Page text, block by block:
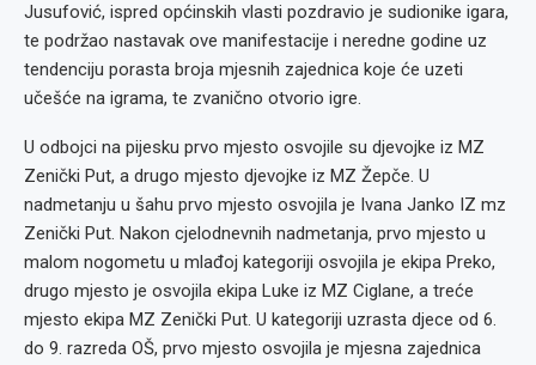
Jusufović, ispred općinskih vlasti pozdravio je sudionike igara,
te podržao nastavak ove manifestacije i neredne godine uz
tendenciju porasta broja mjesnih zajednica koje će uzeti
učešće na igrama, te zvanično otvorio igre.
U odbojci na pijesku prvo mjesto osvojile su djevojke iz MZ
Zenički Put, a drugo mjesto djevojke iz MZ Žepče. U
nadmetanju u šahu prvo mjesto osvojila je Ivana Janko IZ mz
Zenički Put. Nakon cjelodnevnih nadmetanja, prvo mjesto u
malom nogometu u mlađoj kategoriji osvojila je ekipa Preko,
drugo mjesto je osvojila ekipa Luke iz MZ Ciglane, a treće
mjesto ekipa MZ Zenički Put. U kategoriji uzrasta djece od 6.
do 9. razreda OŠ, prvo mjesto osvojila je mjesna zajednica